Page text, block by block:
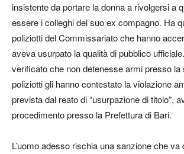
insistente da portare la donna a rivolgersi a
essere i colleghi del suo ex compagno. Ha
poliziotti del Commissariato che hanno
aveva usurpato la qualità di pubblico
verificato che non detenesse armi presso la
poliziotti gli hanno contestato la violazione
prevista dal reato di “usurpazione di titolo”,
procedimento presso la Prefettura di Bari.
L’uomo adesso rischia una sanzione che va